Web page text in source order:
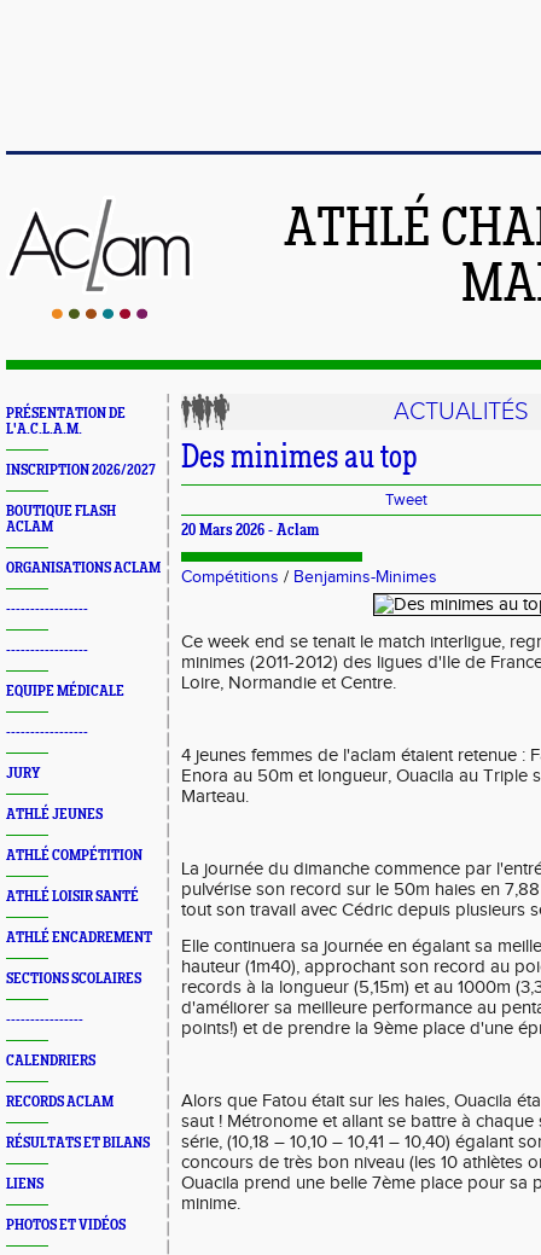
ATHLÉ
PRÉSENTATION DE
L'A.C.L.A.M.
INSCRIPTION 2026/2027
BOUTIQUE FLASH
ACLAM
ORGANISATIONS ACLAM
-----------------
-----------------
EQUIPE MÉDICALE
-----------------
JURY
ATHLÉ JEUNES
ATHLÉ COMPÉTITION
ATHLÉ LOISIR SANTÉ
ATHLÉ ENCADREMENT
SECTIONS SCOLAIRES
----------------
CALENDRIERS
RECORDS ACLAM
RÉSULTATS ET BILANS
LIENS
PHOTOS ET VIDÉOS
ACTUALITÉS
Des minimes au top
Tweet
20 Mars 2026 - Aclam
Compétitions / Benjamins-Minimes
Ce week end se tenait le match interligue,
minimes (2011-2012) des ligues d'Ile de
Loire, Normandie et Centre.
4 jeunes femmes de l'aclam étaient retenue :
Enora au 50m et longueur, Ouacila au Triple
Marteau.
La journée du dimanche commence par
pulvérise son record sur le 50m haies en
tout son travail avec Cédric depuis plusieurs
Elle continuera sa journée en égalant sa
hauteur (1m40), approchant son record au
records à la longueur (5,15m) et au 1000m
d'améliorer sa meilleure performance au
points!) et de prendre la 9ème place d'une
Alors que Fatou était sur les haies, Ouacila
saut ! Métronome et allant se battre à chaque
série, (10,18 – 10,10 – 10,41 – 10,40) égalant
concours de très bon niveau (les 10 athlètes
Ouacila prend une belle 7ème place pour sa
minime.